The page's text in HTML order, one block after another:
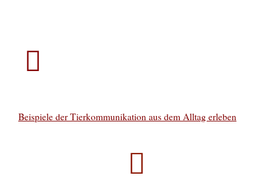
Beispiele der Tierkommunikation aus dem Alltag erleben